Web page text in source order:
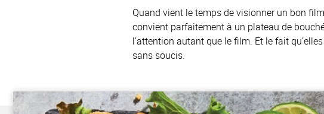
Quand vient le temps de visionner un bon
convient parfaitement à un plateau de
l’attention autant que le film. Et le fait
sans soucis.